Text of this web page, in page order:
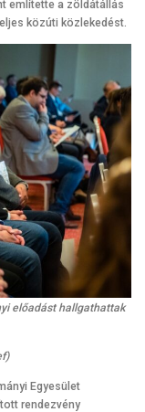
említette a zöldátállás
közúti közlekedést.
előadást hallgathattak
Egyesület
rendezvény